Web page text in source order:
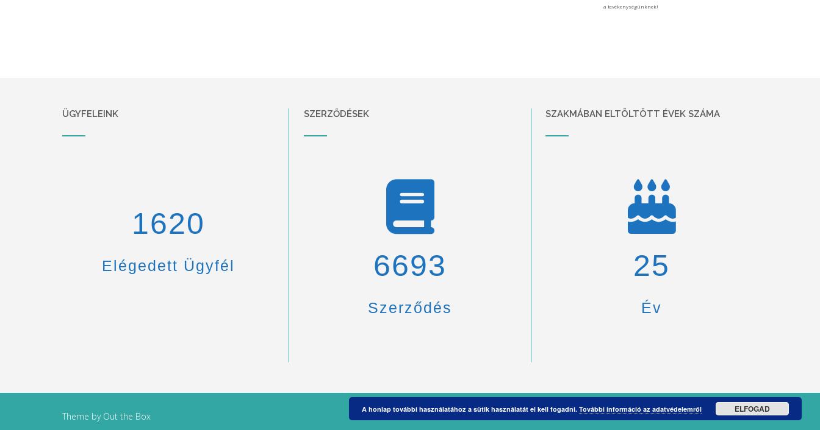
a tevékenységünknek!
ÜGYFELEINK
1670
Elégedett Ügyfél
SZERZŐDÉSEK
6900
Szerződés
SZAKMÁBAN ELTÖLTÖTT ÉVEK SZÁMA
26
Év
Theme by Out the Box
A honlap további használatához a sütik használatát el kell fogadni. További információ az adatvédelemről ELFOGAD